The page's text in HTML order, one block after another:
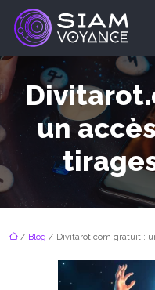
un
/ Blog / Divitarot.com gratuit :